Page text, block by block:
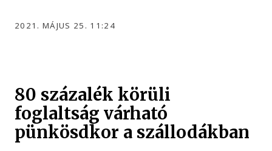
2021. MÁJUS 25. 11:24
80 százalék körüli
foglaltság várható
pünkösdkor a szállodákban